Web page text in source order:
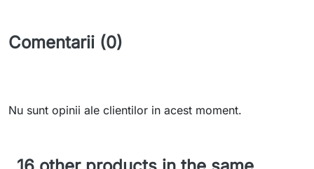
Comentarii (0)
Nu sunt opinii ale clientilor in acest moment.